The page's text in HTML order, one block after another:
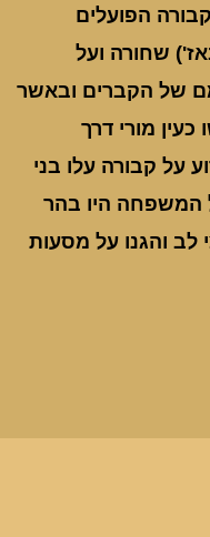
הפועלים
שחורה ועל
של הקברים ובאשר
מורי דרך
על קבורה עלו בני
המשפחה היו בהר
לב והגנו על מסעות